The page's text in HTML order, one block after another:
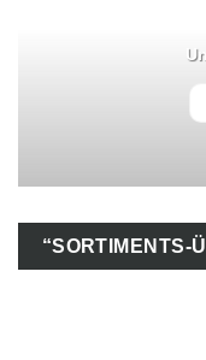
“SORTIMENTS-